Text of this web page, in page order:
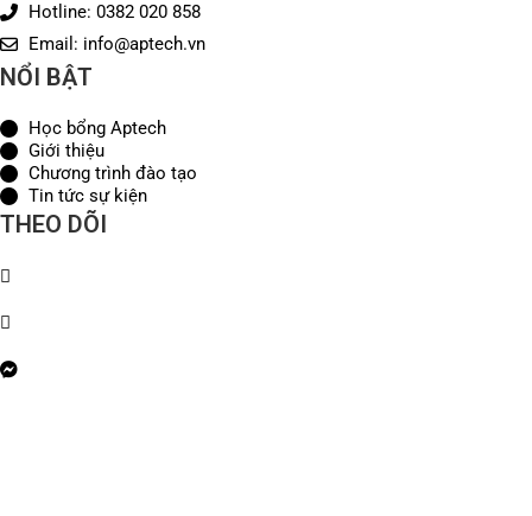
Hotline: 0382 020 858
Email: info@aptech.vn
NỔI BẬT
Học bổng Aptech
Giới thiệu
Chương trình đào tạo
Tin tức sự kiện
THEO DÕI